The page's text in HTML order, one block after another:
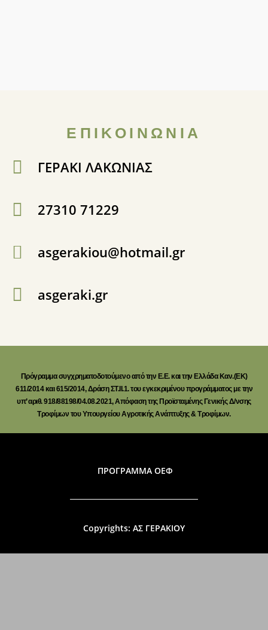
ΕΠΙΚΟΙΝΩΝΙΑ
ΓΕΡΑΚΙ ΛΑΚΩΝΙΑΣ
27310 71229
asgerakiou@hotmail.gr
asgeraki.gr
Πρόγραμμα συγχρηματοδοτούμενο από την Ε.Ε. και την Ελλάδα Καν.(ΕΚ)
611/2014 και 615/2014, Δράση ΣΤ.ΙΙ.1. του εγκεκριμένου προγράμματος με την
υπ’ αριθ. 918/88198/04.08.2021, Απόφαση της Προϊσταμένης Γενικής Δ/νσης
Τροφίμων του Υπουργείου Αγροτικής Ανάπτυξης & Τροφίμων.
ΠΡΟΓΡΑΜΜΑ ΟΕΦ
Copyrights: ΑΣ ΓΕΡΑΚΙΟΥ